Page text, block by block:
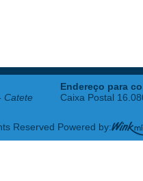
Catete
Endereço para
Caixa Postal
Reserved Powered by: